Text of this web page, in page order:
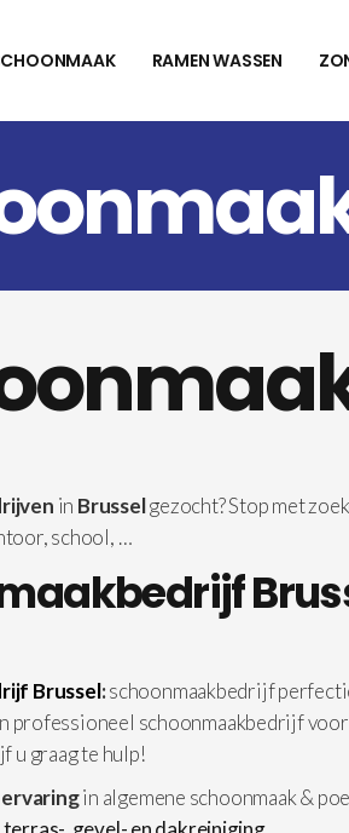
RAMEN WASSEN
in Brusselgezocht? Stop met
school, …
Brussel:schoonmaakbedrijf
professioneel schoonmaakbedrijf voor
u graag te hulp!
ervaringin algemene schoonmaak &